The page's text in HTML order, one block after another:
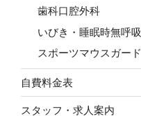
歯科口腔外科
いびき・睡眠時無呼吸
スポーツマウスガード
自費料金表
スタッフ・求人案内